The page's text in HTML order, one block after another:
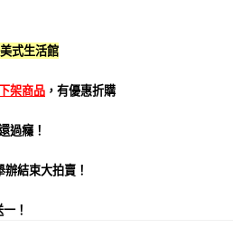
式生活館
架商品 ，有優惠折購
過癮！
結束大拍賣！
！